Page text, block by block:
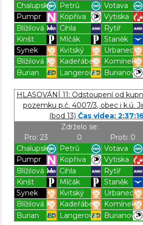
Chalupský
Petrů Votava
Pumpr
Kopřiva Vytiska
Blížilová M. Cihla Rytíř
Kinšt
Mlčák Staněk
Synek
Kvitský Urbanec
Blížilová P.
Kadeřábek Komínek
Burian
Langerová Burianová
HLASOVÁNÍ 11: Odstoupení od
pozemku p.č. 4007/3, obec i k.ú.
(bod 13) Čas videa:
Pro: 23
Zdrželo se:
0
Proti: 0
Chalupský
Petrů Votava
Pumpr
Kopřiva Vytiska
Blížilová M. Cihla Rytíř
Kinšt
Mlčák Staněk
Synek
Kvitský Urbanec
Blížilová P.
Kadeřábek Komínek
Burian
Langerová Burianová